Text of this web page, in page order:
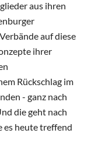
aus ihren
auf diese
ihrer
Rückschlag im
- ganz nach
die geht nach
es heute treffend